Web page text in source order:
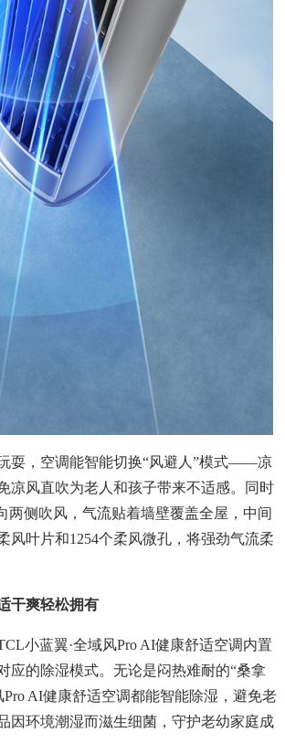
，空调能智能切换“风避人”模式——凉
凉风直吹为老人和孩子带来不适感。同时
两侧吹风，气流贴着墙壁覆盖全屋，中间
风叶片和1254个柔风微孔，将强劲气流柔
干爽轻松拥有
小蓝翼·全域风Pro AI健康舒适空调内置
应的除湿模式。无论是闷热难耐的“桑拿
AI健康舒适空调都能智能除湿，避免老
因环境潮湿而滋生细菌，守护老幼家庭成